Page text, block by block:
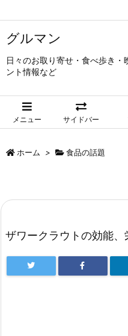
グルマン
日々のお取り寄せ・食べ歩き
ント情報など
メニュー サイドバー
ホーム > 食品の話題
ザワークラウトの効能